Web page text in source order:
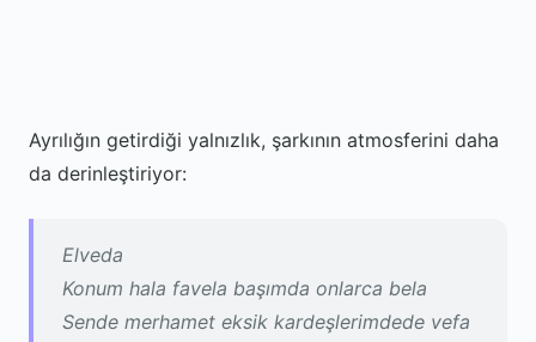
Ayrılığın getirdiği yalnızlık, şarkının atmosferini daha
da derinleştiriyor:
Elveda
Konum hala favela başımda onlarca bela
Sende merhamet eksik kardeşlerimdede vefa